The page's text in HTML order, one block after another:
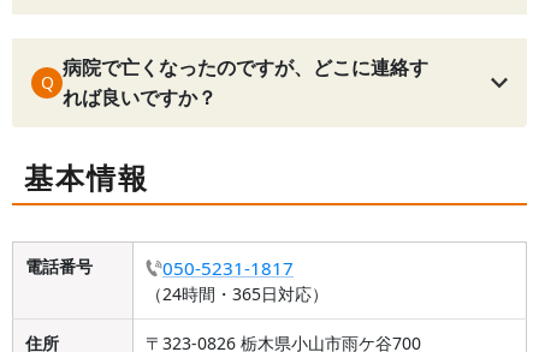
Q
病院で亡くなったのですが、どこに連絡す
れば良いですか？
基本情報
電話番号 050-5231-1817
（24時間・365日対応）
住所 〒323-0826 栃木県小山市雨ケ谷700